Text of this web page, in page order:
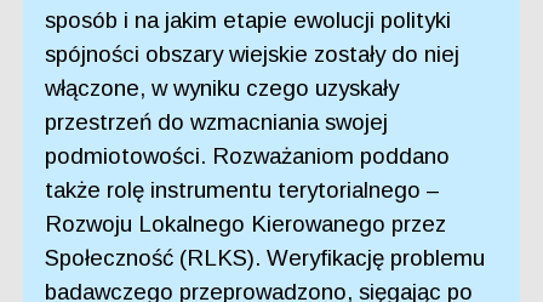
sposób i na jakim etapie ewolucji polityki
spójności obszary wiejskie zostały do niej
włączone, w wyniku czego uzyskały
przestrzeń do wzmacniania swojej
podmiotowości. Rozważaniom poddano
także rolę instrumentu terytorialnego –
Rozwoju Lokalnego Kierowanego przez
Społeczność (RLKS). Weryfikację problemu
badawczego przeprowadzono, sięgając po